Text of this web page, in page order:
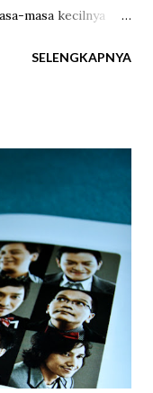
masa kecilnya
habis dimakan, ikut
kue putu. Pasti
itu. Kue tradisional
yang dibuat
panas, disajikan
gula pasir. Dulu
di depan
senja. Ia datang
bunyi
SELENGKAPNYA